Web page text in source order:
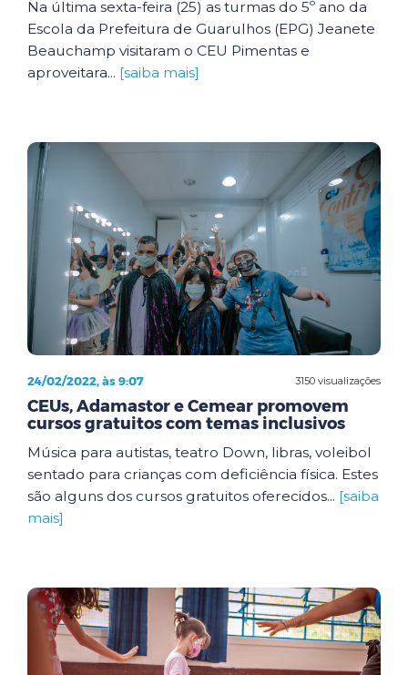
Na última sexta-feira (25) as turmas do 5º ano da
Escola da Prefeitura de Guarulhos (EPG) Jeanete
Beauchamp visitaram o CEU Pimentas e
aproveitara... [saiba mais]
3150 visualizações
24/02/2022, às 9:07
CEUs, Adamastor e Cemear promovem
cursos gratuitos com temas inclusivos
Música para autistas, teatro Down, libras, voleibol
sentado para crianças com deficiência física. Estes
são alguns dos cursos gratuitos oferecidos... [saiba
mais]